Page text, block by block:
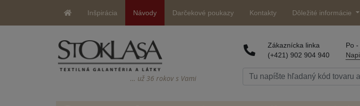
Inšpirácia Návody Darčekové poukazy Kontakty Dôležité informácie
… už 36 rokov s Vami
Zákaznícka linka
(+421) 902 904 940
Po